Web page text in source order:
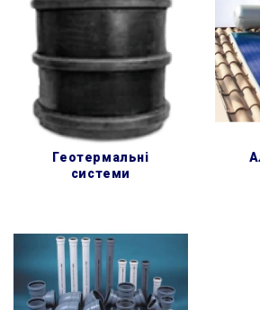
геотермальні
системи
альтернативна